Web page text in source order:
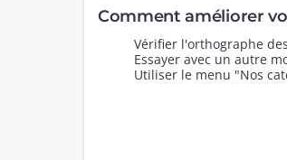
Comment améliorer
Vérifier l'orthographe
Essayer avec un autre
Utiliser le menu "Nos